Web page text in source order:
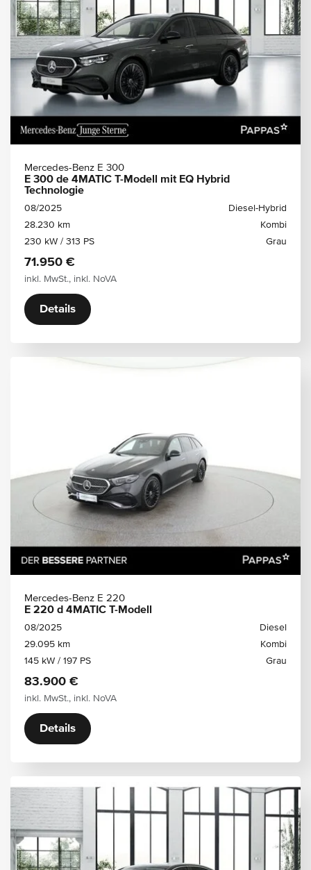
Mercedes-Benz E 300
E 300 de 4MATIC T-Modell mit EQ Hybrid
Technologie
08/2025
Diesel-Hybrid
28.230 km
Kombi
230 kW / 313 PS
Grau
71.950 €
inkl. MwSt., inkl. NoVA
Details
Mercedes-Benz E 220
E 220 d 4MATIC T-Modell
08/2025
Diesel
29.095 km
Kombi
145 kW / 197 PS
Grau
83.900 €
inkl. MwSt., inkl. NoVA
Details